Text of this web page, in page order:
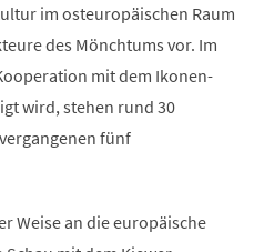
im osteuropäischen Raum
des Mönchtums vor. Im
mit dem Ikonen-
wird, stehen rund 30
fünf
Weise an die europäische